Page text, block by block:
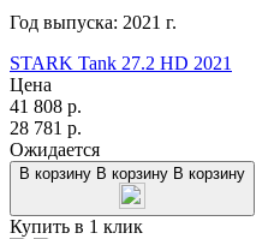
Год выпуска: 2021 г.
STARK Tank 27.2 HD 2021
Цена
41 808 р.
28 781 р.
Ожидается
В корзину В корзину В корзину
Купить в 1 клик